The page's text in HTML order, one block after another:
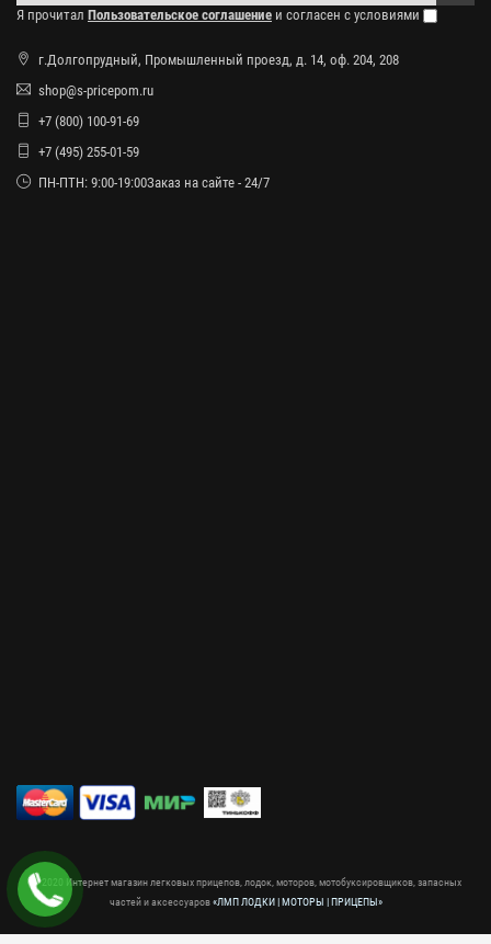
Я прочитал Пользовательское соглашение и согласен с условиями
г.Долгопрудный, Промышленный проезд, д. 14, оф. 204, 208
shop@s-pricepom.ru
+7 (800) 100-91-69
+7 (495) 255-01-59
ПН-ПТН: 9:00-19:00Заказ на сайте - 24/7
© 2020 Интернет магазин легковых прицепов, лодок, моторов, мотобуксировщиков, запасных
частей и аксессуаров«ЛМП ЛОДКИ | МОТОРЫ | ПРИЦЕПЫ»